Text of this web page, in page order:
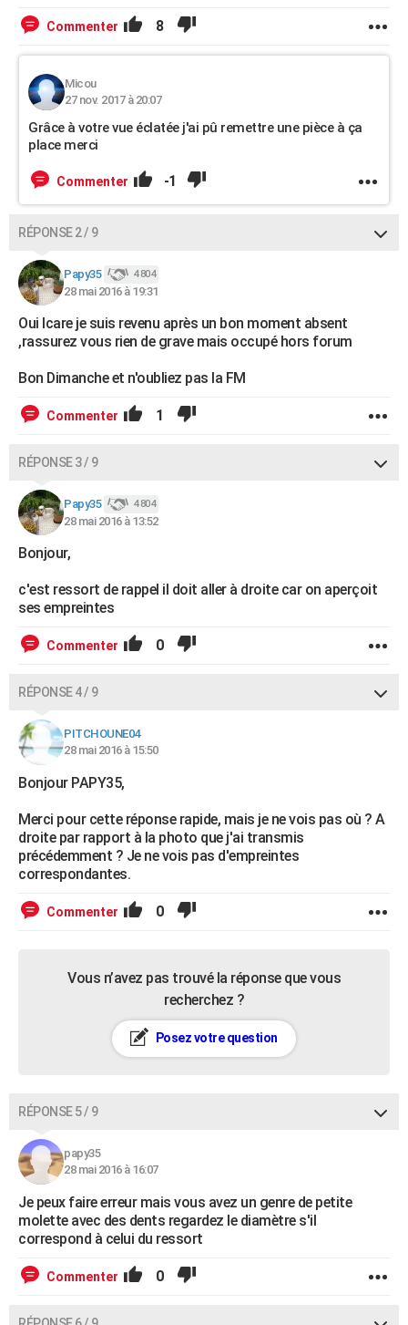
Commenter 8
Micou
27 nov. 2017 à 20:07
Grâce à votre vue éclatée j'ai pû remettre une pièce à ça
place merci
Commenter -1
RÉPONSE 2 / 9
Papy35 4 804
28 mai 2016 à 19:31
Oui Icare je suis revenu après un bon moment absent
,rassurez vous rien de grave mais occupé hors forum
Bon Dimanche et n'oubliez pas la FM
Commenter 1
RÉPONSE 3 / 9
Papy35 4 804
28 mai 2016 à 13:52
Bonjour,
c'est ressort de rappel il doit aller à droite car on aperçoit
ses empreintes
Commenter 0
RÉPONSE 4 / 9
PITCHOUNE04
28 mai 2016 à 15:50
Bonjour PAPY35,
Merci pour cette réponse rapide, mais je ne vois pas où ? A
droite par rapport à la photo que j'ai transmis
précédemment ? Je ne vois pas d'empreintes
correspondantes.
Commenter 0
Vous n’avez pas trouvé la réponse que vous
recherchez ?
Posez votre question
RÉPONSE 5 / 9
papy35
28 mai 2016 à 16:07
Je peux faire erreur mais vous avez un genre de petite
molette avec des dents regardez le diamètre s'il
correspond à celui du ressort
Commenter 0